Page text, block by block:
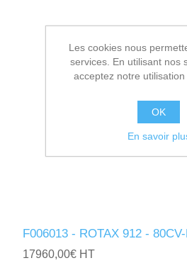
F006013 - ROTAX 912 -
17960,00€ HT
Les cookies nous
services. En utilisant nos
acceptez notre utilisation
OK
En savoir